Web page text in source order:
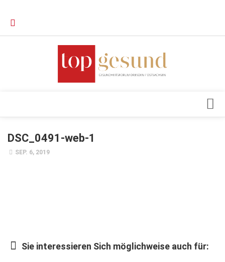
Verkaufsstellen
Kontakt, Impressum und Rechtliche Angaben
Datenschutzerklärung
Forschung
DSC_0491-web-1
SEP. 6, 2019
Sie interessieren Sich möglichweise auch für: